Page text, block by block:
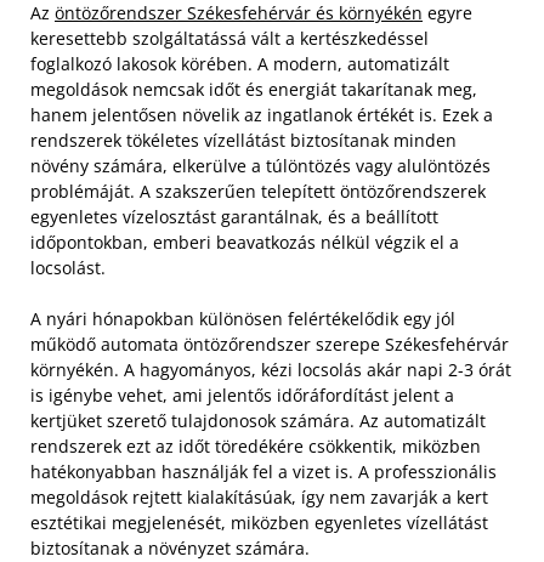
Az öntözőrendszer Székesfehérvár és környékén egyre
keresettebb szolgáltatássá vált a kertészkedéssel
foglalkozó lakosok körében. A modern, automatizált
megoldások nemcsak időt és energiát takarítanak meg,
hanem jelentősen növelik az ingatlanok értékét is. Ezek a
rendszerek tökéletes vízellátást biztosítanak minden
növény számára, elkerülve a túlöntözés vagy alulöntözés
problémáját. A szakszerűen telepített öntözőrendszerek
egyenletes vízelosztást garantálnak, és a beállított
időpontokban, emberi beavatkozás nélkül végzik el a
locsolást.
A nyári hónapokban különösen felértékelődik egy jól
működő automata öntözőrendszer szerepe Székesfehérvár
környékén. A hagyományos, kézi locsolás akár napi 2-3 órát
is igénybe vehet, ami jelentős időráfordítást jelent a
kertjüket szerető tulajdonosok számára. Az automatizált
rendszerek ezt az időt töredékére csökkentik, miközben
hatékonyabban használják fel a vizet is. A professzionális
megoldások rejtett kialakításúak, így nem zavarják a kert
esztétikai megjelenését, miközben egyenletes vízellátást
biztosítanak a növényzet számára.